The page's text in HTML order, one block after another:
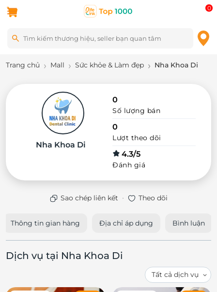
0
Trang chủ Mall Sức khỏe & Làm đẹp Nha Khoa Di
Nha Khoa Di
0
Số lượng bán
0
Lượt theo dõi
4.3/5
Đánh giá
Sao chép liên kết · Theo dõi
Thông tin gian hàng Địa chỉ áp dụng Bình luận
Dịch vụ tại Nha Khoa Di